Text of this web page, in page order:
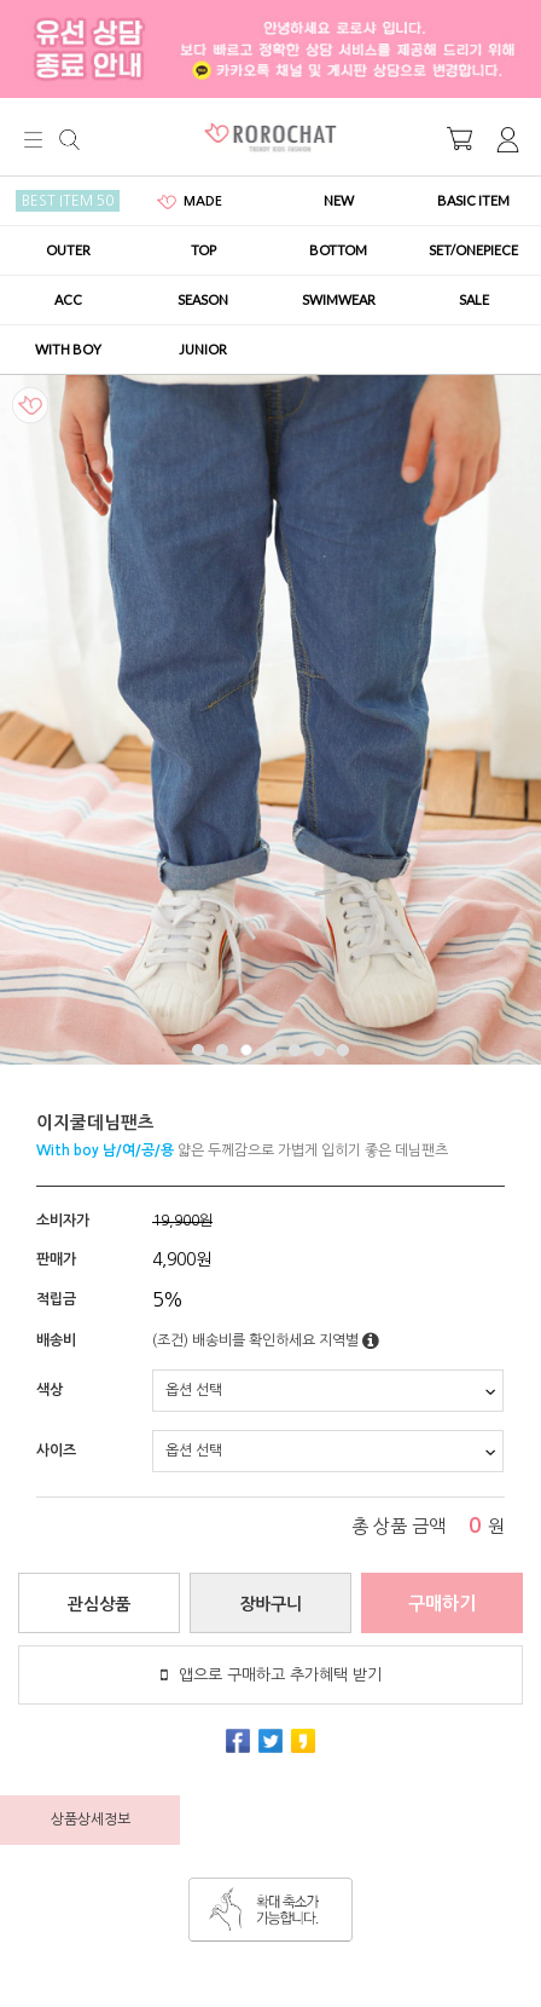
BEST ITEM 50 MADE NEW BASIC ITEM
OUTER TOP BOTTOM SET/ONEPIECE
ACC SEASON SWIMWEAR SALE
WITH BOY JUNIOR
이지쿨데님팬츠
With boy 남/여/공/용 얇은 두께감으로 가볍게 입히기 좋은 데님팬츠
소비자가 19,900원
판매가 4,900원
적립금 5%
배송비 (조건) 배송비를 확인하세요 지역별
색상
사이즈
총 상품 금액 0 원
장바구니
관심상품 구매하기
앱으로 구매하고 추가혜택 받기
상품상세정보